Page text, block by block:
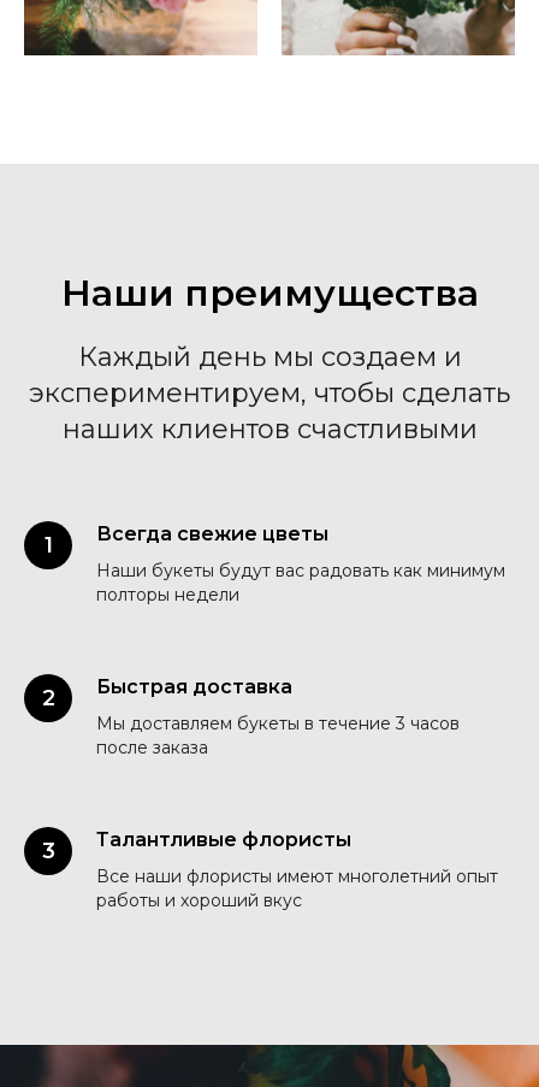
Наши преимущества
Каждый день мы создаем и
экспериментируем, чтобы сделать
наших клиентов счастливыми
Всегда свежие цветы
Наши букеты будут вас радовать как минимум
полторы недели
Быстрая доставка
Мы доставляем букеты в течение 3 часов
после заказа
Талантливые флористы
Все наши флористы имеют многолетний опыт
работы и хороший вкус